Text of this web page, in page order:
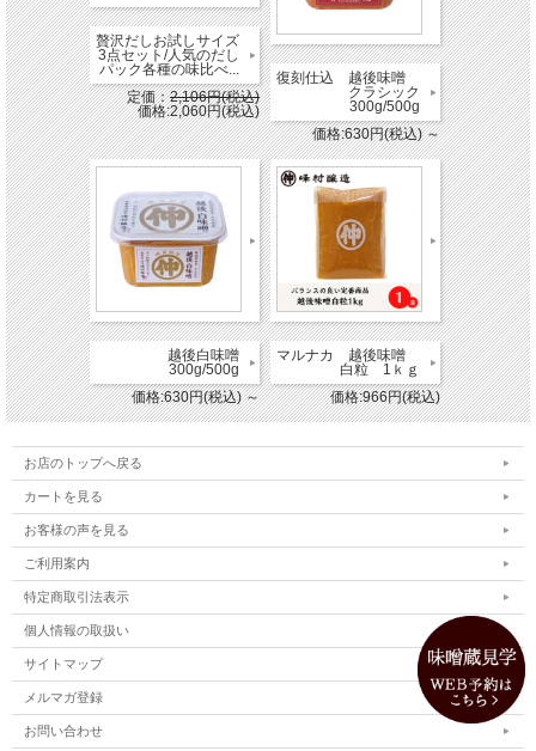
贅沢だしお試しサイズ
3点セット/人気のだし
パック各種の味比べ...
定価：2,106円(税込)
価格:2,060円(税込)
復刻仕込 越後味噌
クラシック
300g/500g
価格:630円(税込)～
越後白味噌
300g/500g
価格:630円(税込)～
マルナカ 越後味噌
白粒 1ｋｇ
価格:966円(税込)
お店のトップへ戻る
カートを見る
お客様の声を見る
ご利用案内
特定商取引法表示
個人情報の取扱い
サイトマップ
メルマガ登録
お問い合わせ